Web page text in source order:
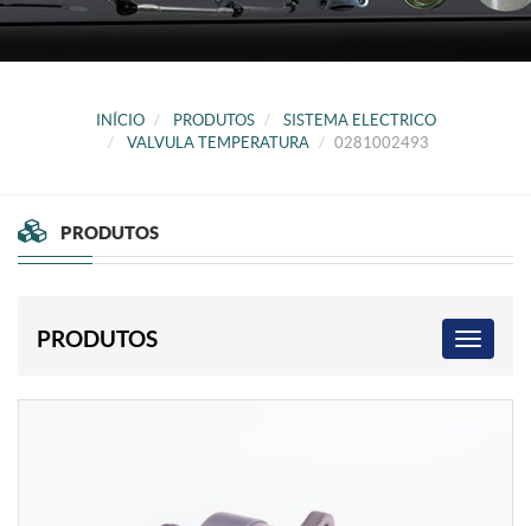
INÍCIO PRODUTOS
SISTEMA ELECTRICO
VALVULA TEMPERATURA
0281002493
PRODUTOS
PRODUTOS